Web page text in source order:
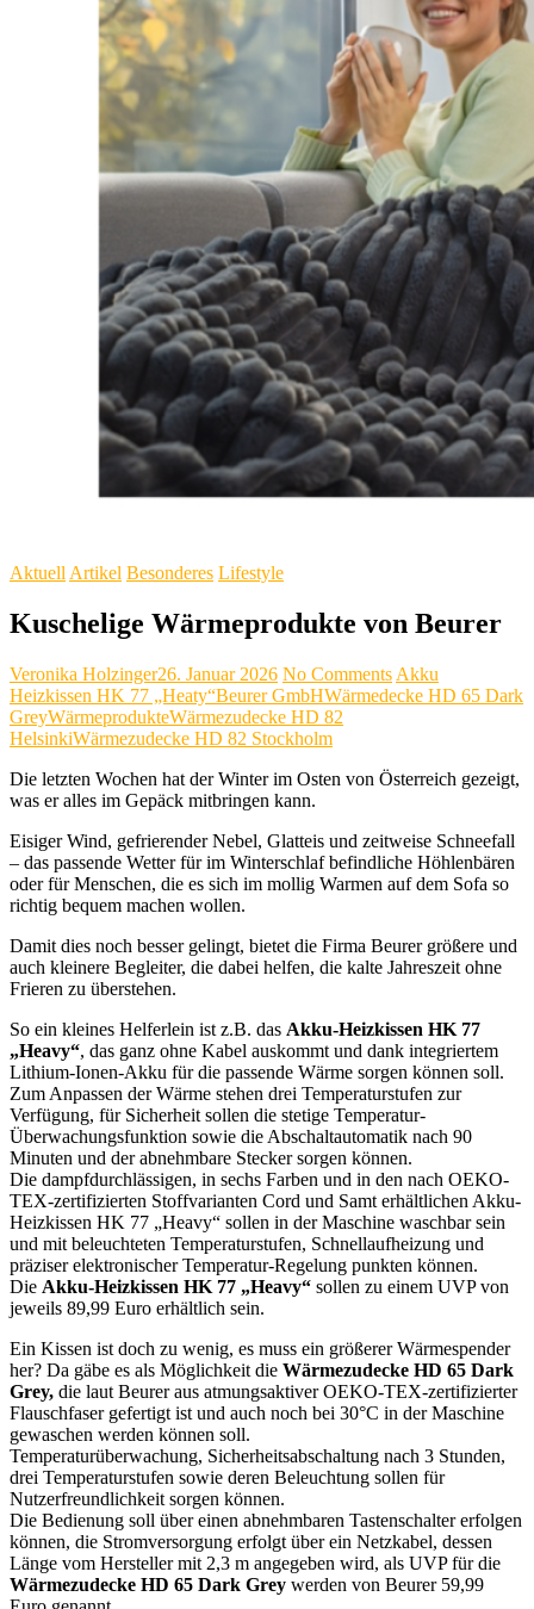
AktuellArtikel Besonderes Lifestyle
Kuschelige Wärmeprodukte von Beurer
Veronika Holzinger26. Januar 2026 No Comments Akku
Heizkissen HK 77 „Heaty“Beurer GmbHWärmedecke HD 65 Dark
GreyWärmeprodukteWärmezudecke HD 82
HelsinkiWärmezudecke HD 82 Stockholm
Die letzten Wochen hat der Winter im Osten von Österreich gezeigt,
was er alles im Gepäck mitbringen kann.
Eisiger Wind, gefrierender Nebel, Glatteis und zeitweise Schneefall
– das passende Wetter für im Winterschlaf befindliche Höhlenbären
oder für Menschen, die es sich im mollig Warmen auf dem Sofa so
richtig bequem machen wollen.
Damit dies noch besser gelingt, bietet die Firma Beurer größere und
auch kleinere Begleiter, die dabei helfen, die kalte Jahreszeit ohne
Frieren zu überstehen.
So ein kleines Helferlein ist z.B. das Akku-Heizkissen HK 77
„Heavy“, das ganz ohne Kabel auskommt und dank integriertem
Lithium-Ionen-Akku für die passende Wärme sorgen können soll.
Zum Anpassen der Wärme stehen drei Temperaturstufen zur
Verfügung, für Sicherheit sollen die stetige Temperatur-
Überwachungsfunktion sowie die Abschaltautomatik nach 90
Minuten und der abnehmbare Stecker sorgen können.
Die dampfdurchlässigen, in sechs Farben und in den nach OEKO-
TEX-zertifizierten Stoffvarianten Cord und Samt erhältlichen Akku-
Heizkissen HK 77 „Heavy“ sollen in der Maschine waschbar sein
und mit beleuchteten Temperaturstufen, Schnellaufheizung und
präziser elektronischer Temperatur-Regelung punkten können.
Die Akku-Heizkissen HK 77 „Heavy“ sollen zu einem UVP von
jeweils 89,99 Euro erhältlich sein.
Ein Kissen ist doch zu wenig, es muss ein größerer Wärmespender
her? Da gäbe es als Möglichkeit die Wärmezudecke HD 65 Dark
Grey, die laut Beurer aus atmungsaktiver OEKO-TEX-zertifizierter
Flauschfaser gefertigt ist und auch noch bei 30°C in der Maschine
gewaschen werden können soll.
Temperaturüberwachung, Sicherheitsabschaltung nach 3 Stunden,
drei Temperaturstufen sowie deren Beleuchtung sollen für
Nutzerfreundlichkeit sorgen können.
Die Bedienung soll über einen abnehmbaren Tastenschalter erfolgen
können, die Stromversorgung erfolgt über ein Netzkabel, dessen
Länge vom Hersteller mit 2,3 m angegeben wird, als UVP für die
Wärmezudecke HD 65 Dark Grey werden von Beurer 59,99